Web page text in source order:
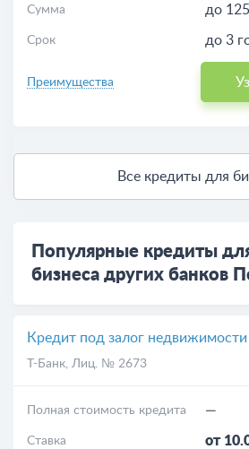
Сумма до
Срок до 3
Преимущества
Все кредиты для
Популярные кредиты
бизнеса других банков
Кредит под залог недвижимости
Т-Банк, Лиц. № 2673
Полная стоимость кредита —
Ставка от